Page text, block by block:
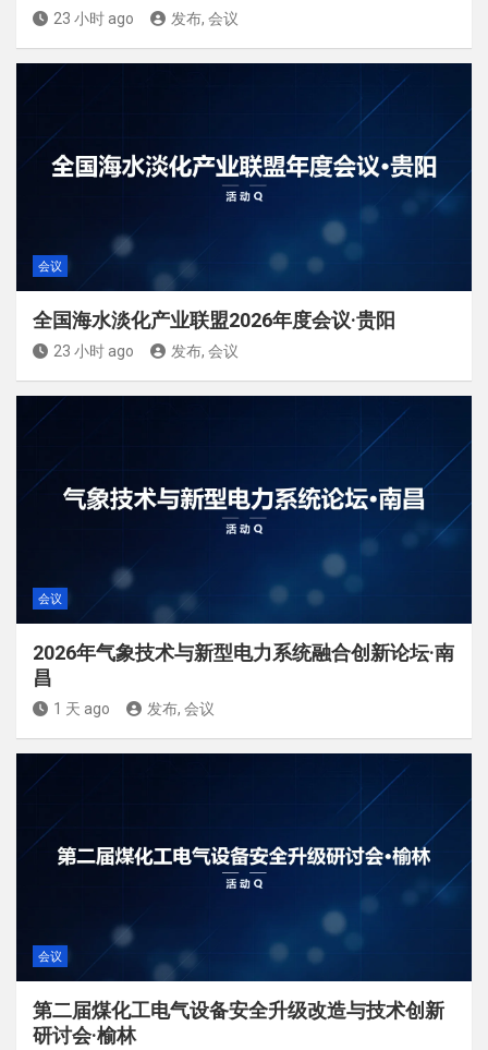
23 小时 ago 发布, 会议
会议
全国海水淡化产业联盟2026年度会议·贵阳
23 小时 ago 发布, 会议
会议
2026年气象技术与新型电力系统融合创新论坛·南
昌
1 天 ago 发布, 会议
会议
第二届煤化工电气设备安全升级改造与技术创新
研讨会·榆林